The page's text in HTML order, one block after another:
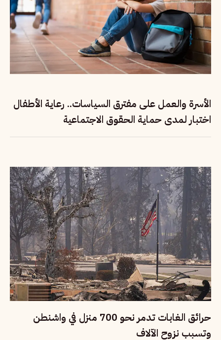
الأسرة والعمل على مفترق السياسات.. رعاية الأطفال
اختبار لمدى حماية الحقوق الاجتماعية
حرائق الغابات تدمر نحو 700 منزل في واشنطن
وتسبب نزوح الآلاف